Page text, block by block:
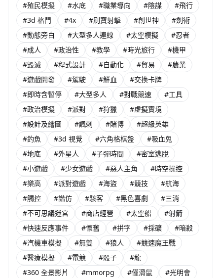
#殖民模擬
#水底 #職業導向 #陰謀
#飛行
#3d 格鬥
#4x #刷寶射擊 #創世神
#劍術
#動態旁白
#大型多人連線 #太空模擬
#忍者
#成人
#政治性 #教學 #時光旅行
#機甲
#毀滅
#程式設計 #自動化 #貿易
#農業
#遊戲開發
#駕駛 #鮮血
#交換卡牌
#即時含暫停
#大型多人 #對戰競速
#工具
#政治模擬
#派對 #狩獵
#虛擬實境
#設計及繪圖
#諷刺 #賭博
#超級英雄
#釣魚
#3d 視覺 #六角格棋盤
#吸血鬼
#地底
#外星人 #子彈時間
#密室逃脫
#小遊戲
#少女遊戲 #惡人主角
#時空操控
#樂高
#派對遊戲 #海盜 #競技
#航海
#觸控
#諧仿 #駭客 #黑色喜劇
#三消
#不可思議迷宮
#商店經營 #太空船
#射箭
#快速反應事件
#懷舊 #拼字 #採礦
#暗殺
#汽機車模擬
#無雙 #狼人
#競速魔王戰
#醫療模擬
#電競 #骰子
#龍
#360 全景影片
#mmorpg #僅滑鼠
#光明會